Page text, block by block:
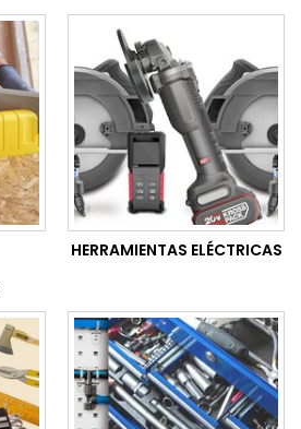
HERRAMIENTAS ELÉCTRICAS